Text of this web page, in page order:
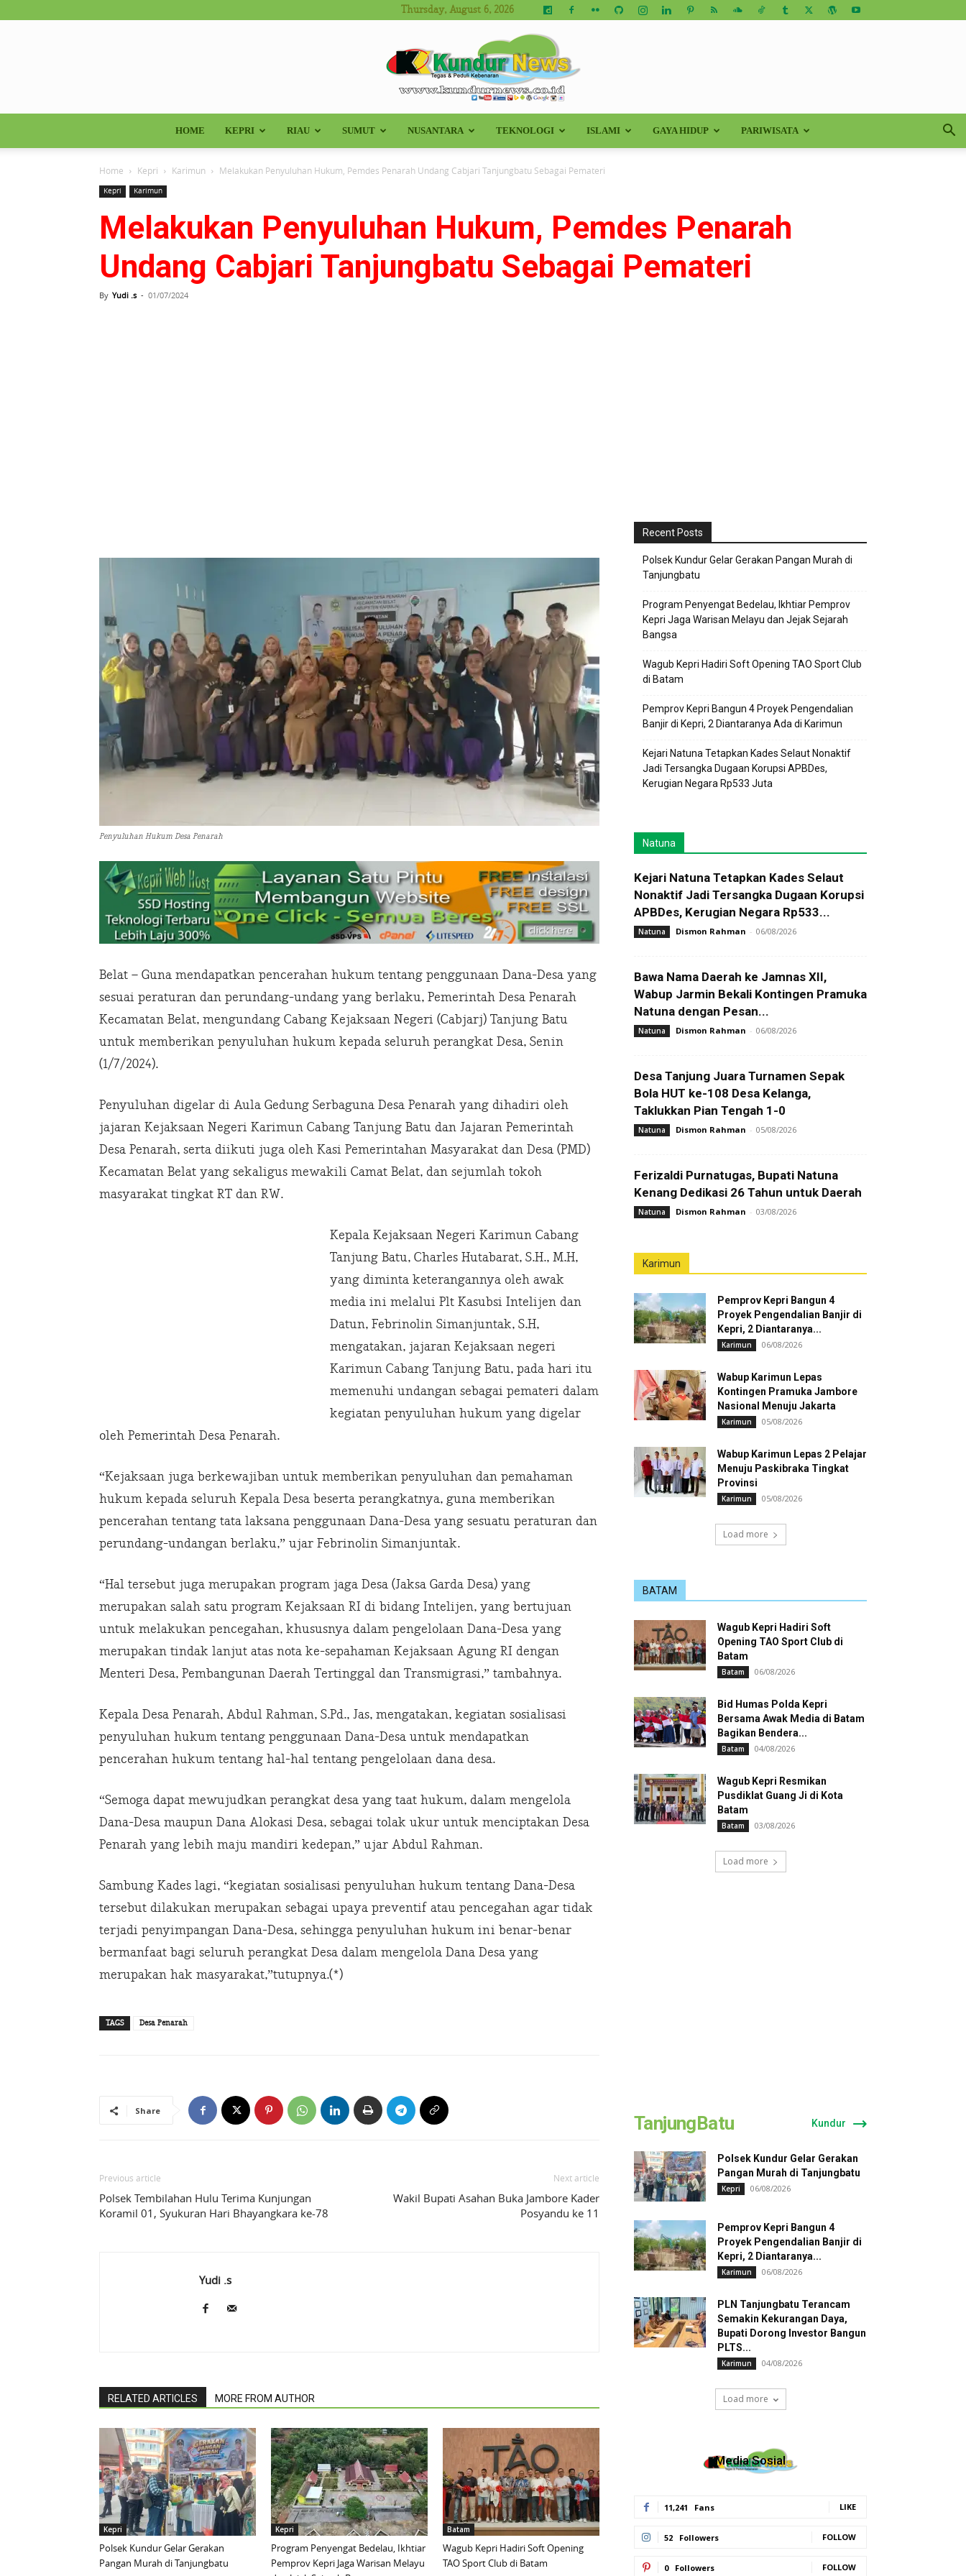
Thursday, August 6, 2026
Kundur
News
HOME KEPRI RIAU SUMUT NUSANTARA TEKNOLOGI ISLAMI GAYA HIDUP PARIWISATA
Home Kepri Karimun Melakukan Penyuluhan Hukum, Pemdes Penarah Undang Cabjari Tanjungbatu Sebagai Pemateri
Kepri Karimun
Melakukan Penyuluhan Hukum, Pemdes Penarah
Undang Cabjari Tanjungbatu Sebagai Pemateri
By Yudi .s - 01/07/2024
Penyuluhan Hukum Desa Penarah
Belat – Guna mendapatkan pencerahan hukum tentang penggunaan Dana-Desa yang
sesuai peraturan dan perundang-undang yang berlaku, Pemerintah Desa Penarah
Kecamatan Belat, mengundang Cabang Kejaksaan Negeri (Cabjarj) Tanjung Batu
untuk memberikan penyuluhan hukum kepada seluruh perangkat Desa, Senin
(1/7/2024).
Penyuluhan digelar di Aula Gedung Serbaguna Desa Penarah yang dihadiri oleh
jajaran Kejaksaan Negeri Karimun Cabang Tanjung Batu dan Jajaran Pemerintah
Desa Penarah, serta diikuti juga oleh Kasi Pemerintahan Masyarakat dan Desa (PMD)
Kecamatan Belat yang sekaligus mewakili Camat Belat, dan sejumlah tokoh
masyarakat tingkat RT dan RW.
Kepala Kejaksaan Negeri Karimun Cabang
Tanjung Batu, Charles Hutabarat, S.H., M.H,
yang diminta keterangannya oleh awak
media ini melalui Plt Kasubsi Intelijen dan
Datun, Febrinolin Simanjuntak, S.H,
mengatakan, jajaran Kejaksaan negeri
Karimun Cabang Tanjung Batu, pada hari itu
memenuhi undangan sebagai pemateri dalam
kegiatan penyuluhan hukum yang digelar
oleh Pemerintah Desa Penarah.
“Kejaksaan juga berkewajiban untuk memberikan penyuluhan dan pemahaman
hukum kepada seluruh Kepala Desa beserta perangkatnya, guna memberikan
pencerahan tentang tata laksana penggunaan Dana-Desa yang sesuatu peraturan dan
perundang-undangan berlaku,” ujar Febrinolin Simanjuntak.
“Hal tersebut juga merupakan program jaga Desa (Jaksa Garda Desa) yang
merupakan salah satu program Kejaksaan RI di bidang Intelijen, yang bertujuan
untuk melakukan pencegahan, khususnya dalam pengelolaan Dana-Desa yang
merupakan tindak lanjut atas nota ke-sepahaman Kejaksaan Agung RI dengan
Menteri Desa, Pembangunan Daerah Tertinggal dan Transmigrasi,” tambahnya.
Kepala Desa Penarah, Abdul Rahman, S.Pd., Jas, mengatakan, kegiatan sosialisasi
penyuluhan hukum tentang penggunaan Dana-Desa untuk mendapatkan
pencerahan hukum tentang hal-hal tentang pengelolaan dana desa.
“Semoga dapat mewujudkan perangkat desa yang taat hukum, dalam mengelola
Dana-Desa maupun Dana Alokasi Desa, sebagai tolak ukur untuk menciptakan Desa
Penarah yang lebih maju mandiri kedepan,” ujar Abdul Rahman.
Sambung Kades lagi, “kegiatan sosialisasi penyuluhan hukum tentang Dana-Desa
tersebut dilakukan merupakan sebagai upaya preventif atau pencegahan agar tidak
terjadi penyimpangan Dana-Desa, sehingga penyuluhan hukum ini benar-benar
bermanfaat bagi seluruh perangkat Desa dalam mengelola Dana Desa yang
merupakan hak masyarakat,”tutupnya.(*)
TAGS Desa Penarah
Share
Previous article
Polsek Tembilahan Hulu Terima Kunjungan
Koramil 01, Syukuran Hari Bhayangkara ke-78
Next article
Wakil Bupati Asahan Buka Jambore Kader
Posyandu ke 11
Yudi .s
RELATED ARTICLES MORE FROM AUTHOR
Kepri
Polsek Kundur Gelar Gerakan
Pangan Murah di Tanjungbatu
Kepri
Program Penyengat Bedelau, Ikhtiar
Pemprov Kepri Jaga Warisan Melayu
Batam
Wagub Kepri Hadiri Soft Opening
TAO Sport Club di Batam
Recent Posts
Polsek Kundur Gelar Gerakan Pangan Murah di
Tanjungbatu
Program Penyengat Bedelau, Ikhtiar Pemprov
Kepri Jaga Warisan Melayu dan Jejak Sejarah
Bangsa
Wagub Kepri Hadiri Soft Opening TAO Sport Club
di Batam
Pemprov Kepri Bangun 4 Proyek Pengendalian
Banjir di Kepri, 2 Diantaranya Ada di Karimun
Kejari Natuna Tetapkan Kades Selaut Nonaktif
Jadi Tersangka Dugaan Korupsi APBDes,
Kerugian Negara Rp533 Juta
Natuna
Kejari Natuna Tetapkan Kades Selaut
Nonaktif Jadi Tersangka Dugaan Korupsi
APBDes, Kerugian Negara Rp533...
Natuna Dismon Rahman - 06/08/2026
Bawa Nama Daerah ke Jamnas XII,
Wabup Jarmin Bekali Kontingen Pramuka
Natuna dengan Pesan...
Natuna Dismon Rahman - 06/08/2026
Desa Tanjung Juara Turnamen Sepak
Bola HUT ke-108 Desa Kelanga,
Taklukkan Pian Tengah 1-0
Natuna Dismon Rahman - 05/08/2026
Ferizaldi Purnatugas, Bupati Natuna
Kenang Dedikasi 26 Tahun untuk Daerah
Natuna Dismon Rahman - 03/08/2026
Karimun
Pemprov Kepri Bangun 4
Proyek Pengendalian Banjir di
Kepri, 2 Diantaranya...
Karimun 06/08/2026
Wabup Karimun Lepas
Kontingen Pramuka Jambore
Nasional Menuju Jakarta
Karimun 05/08/2026
Wabup Karimun Lepas 2 Pelajar
Menuju Paskibraka Tingkat
Provinsi
Karimun 05/08/2026
Load more
BATAM
Wagub Kepri Hadiri Soft
Opening TAO Sport Club di
Batam
Batam 06/08/2026
Bid Humas Polda Kepri
Bersama Awak Media di Batam
Bagikan Bendera...
Batam 04/08/2026
Wagub Kepri Resmikan
Pusdiklat Guang Ji di Kota
Batam
Batam 03/08/2026
Load more
TanjungBatu Kundur
Polsek Kundur Gelar Gerakan
Pangan Murah di Tanjungbatu
Kepri 06/08/2026
Pemprov Kepri Bangun 4
Proyek Pengendalian Banjir di
Kepri, 2 Diantaranya...
Karimun 06/08/2026
PLN Tanjungbatu Terancam
Semakin Kekurangan Daya,
Bupati Dorong Investor Bangun
PLTS...
Karimun 04/08/2026
Load more
Media Sosial
11,241 Fans LIKE
52 Followers FOLLOW
0 Followers FOLLOW